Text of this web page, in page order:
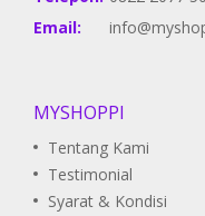
Email:
MYSHOPPI
Tentang Kami
Testimonial
Syarat & Kondisi